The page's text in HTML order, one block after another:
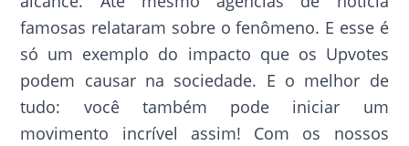
famosas relataram sobre o fenômeno. E esse é
só um exemplo do impacto que os Upvotes
podem causar na sociedade. E o melhor de
tudo: você também pode iniciar um
movimento incrível assim! Com os nossos